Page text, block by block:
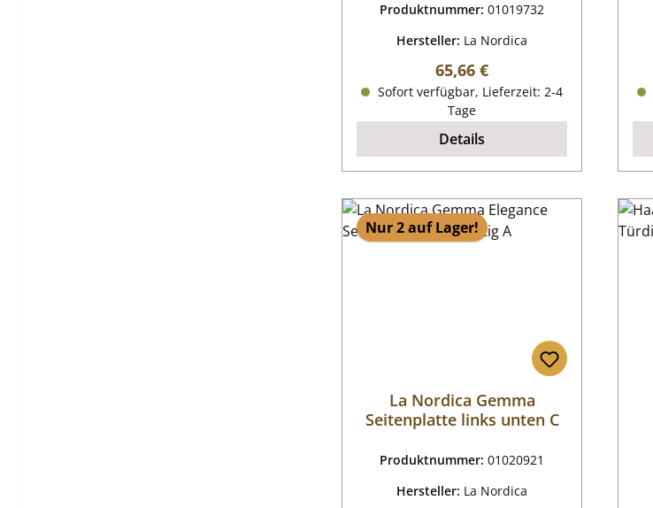
Produktnummer:01019732
Hersteller: La Nordica
Regulärer Preis:
65,66 €
Sofort verfügbar, Lieferzeit: 2-4
Tage
Details
Nur 2 auf Lager!
La Nordica Gemma
Seitenplatte links unten C
Produktnummer:01020921
Hersteller: La Nordica